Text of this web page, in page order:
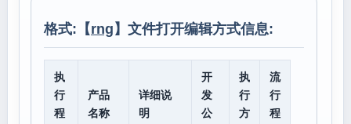
格式:【rng 】文件打开编辑方式信息:
执
行
程
产品
名称
详细说
明
开
发
公
执
行
方
流
行
程